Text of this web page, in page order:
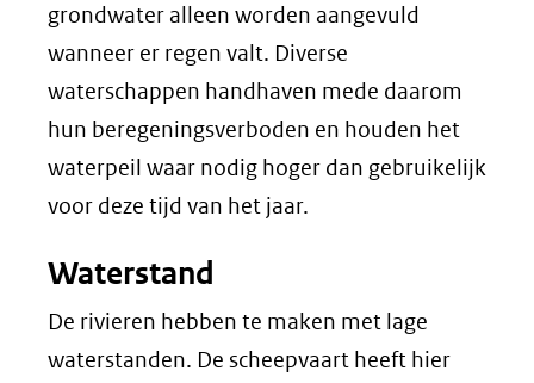
grondwater alleen worden aangevuld
wanneer er regen valt. Diverse
waterschappen handhaven mede daarom
hun beregeningsverboden en houden het
waterpeil waar nodig hoger dan gebruikelijk
voor deze tijd van het jaar.
Waterstand
De rivieren hebben te maken met lage
waterstanden. De scheepvaart heeft hier